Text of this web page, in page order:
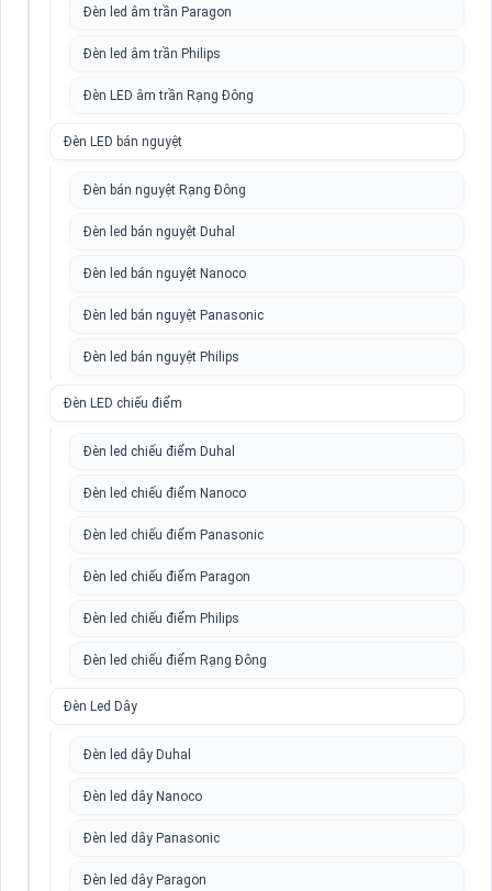
Đèn led âm trần Paragon
Đèn led âm trần Philips
Đèn LED âm trần Rạng Đông
Đèn LED bán nguyệt
Đèn bán nguyệt Rạng Đông
Đèn led bán nguyệt Duhal
Đèn led bán nguyệt Nanoco
Đèn led bán nguyệt Panasonic
Đèn led bán nguyệt Philips
Đèn LED chiếu điểm
Đèn led chiếu điểm Duhal
Đèn led chiếu điểm Nanoco
Đèn led chiếu điểm Panasonic
Đèn led chiếu điểm Paragon
Đèn led chiếu điểm Philips
Đèn led chiếu điểm Rạng Đông
Đèn Led Dây
Đèn led dây Duhal
Đèn led dây Nanoco
Đèn led dây Panasonic
Đèn led dây Paragon